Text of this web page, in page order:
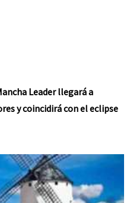
Leader llegará a
y coincidirá con el eclipse